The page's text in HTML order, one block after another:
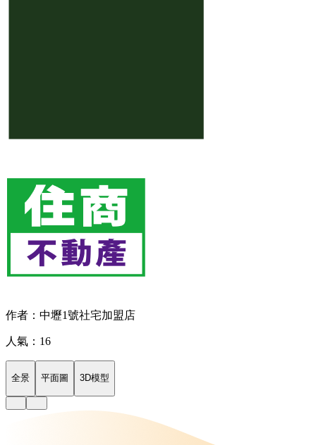
作者：中壢1號社宅加盟店
人氣：16
全景 平面圖 3D模型